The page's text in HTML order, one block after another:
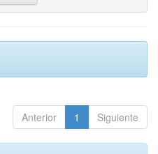
Anterior 1 Siguiente